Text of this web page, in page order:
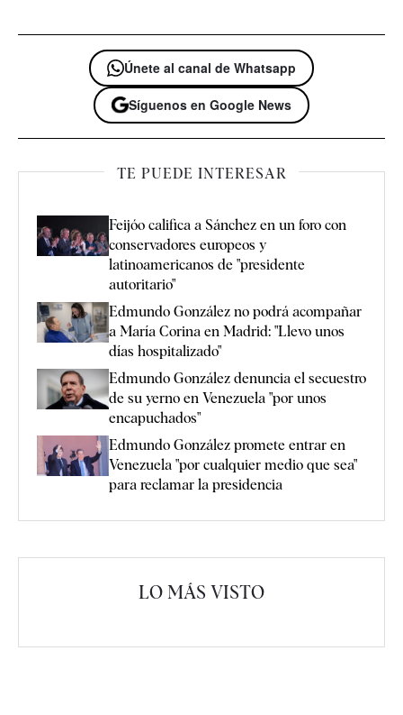
Únete al canal de Whatsapp
Síguenos en Google News
TE PUEDE INTERESAR
Feijóo califica a Sánchez en un foro con
conservadores europeos y
latinoamericanos de "presidente
autoritario"
Edmundo González no podrá acompañar
a María Corina en Madrid: "Llevo unos
días hospitalizado"
Edmundo González denuncia el secuestro
de su yerno en Venezuela "por unos
encapuchados"
Edmundo González promete entrar en
Venezuela "por cualquier medio que sea"
para reclamar la presidencia
LO MÁS VISTO